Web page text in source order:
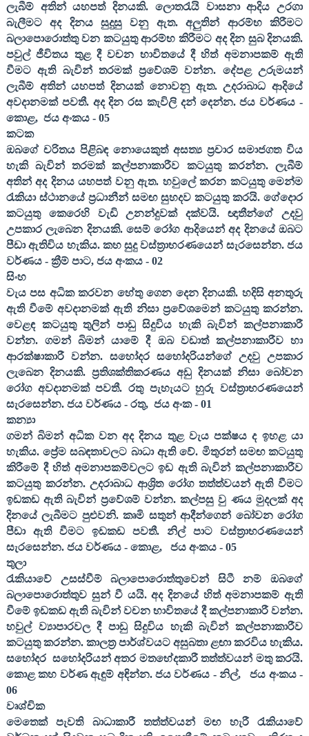
ලැබීම් අතින් යහපත් දිනයකි. ලොතරැයි වාසනා ආදිය උරගා
බැලීමට අද දිනය සුදුසු වනු ඇත. අලුතින් ආරම්භ කිරීමට
බලාපොරොත්තු වන කටයුතු ආරම්භ කිරීමට අද දින සුබ දිනයකි.
පවුල් ජීවිතය තුළ දී වචන භාවිතයේ දී හිත් අමනාපකම් ඇති
වීමට ඇති බැවින් තරමක් ප්‍රවේශම් වන්න. දේපළ උරුමයන්
ලැබීම් අතින් යහපත් දිනයක් නොවනු ඇත. උදරාබාධ ආදියේ
අවදානමක් පවතී. අද දින රස කැවිලි දන් දෙන්න. ජය වර්ණය -
කොළ, ජය අංකය - 05
කටක
ඔබගේ චරිතය පිළිබඳ නොයෙකුත් අසත්‍ය ප්‍රචාර සමාජගත විය
හැකි බැවින් තරමක් කල්පනාකාරීව කටයුතු කරන්න. ලැබීම්
අතින් අද දිනය යහපත් වනු ඇත. හවුලේ කරන කටයුතු මෙන්ම
රැකියා ස්ථානයේ ප්‍රධානීන් සමඟ සුහදව කටයුතු කරයි. ගේදොර
කටයුතු කෙරෙහි වැඩි උනන්දුවක් දක්වයි. ඥාතීන්ගේ උදවු
උපකාර ලැබෙන දිනයකි. සෙම් රෝග ආදියෙන් අද දිනයේ ඔබට
පීඩා ඇතිවිය හැකිය. කහ සුදු වස්ත්‍රාභරණයෙන් සැරසෙන්න. ජය
වර්ණය - ක්‍රීම් පාට, ජය අංකය - 02
සිංහ
වැය පස අධික කරවන හේතු ගෙන දෙන දිනයකි. හදිසි අනතුරු
ඇති වීමේ අවදානමක් ඇති නිසා ප්‍රවේශමෙන් කටයුතු කරන්න.
වෙළඳ කටයුතු තුලින් පාඩු සිදුවිය හැකි බැවින් කල්පනාකාරී
වන්න. ගමන් බිමන් යාමේ දී ඔබ වඩාත් කල්පනාකාරීව හා
ආරක්ෂාකාරී වන්න. සහෝදර සහෝදරියන්ගේ උදවු උපකාර
ලැබෙන දිනයකි. ප්‍රතිශක්තිකරණය අඩු දිනයක් නිසා බෝවන
රෝග අවදානමක් පවතී. රතු පැහැයට හුරු වස්ත්‍රාභරණයෙන්
සැරසෙන්න. ජය වර්ණය - රතු, ජය අංක - 01
කන්‍යා
ගමන් බිමන් අධික වන අද දිනය තුළ වැය පක්ෂය ද ඉහළ යා
හැකිය. ප්‍රේම සබඳතාවලට බාධා ඇති වේ. මිතුරන් සමඟ කටයුතු
කිරීමේ දී හිත් අමනාපකම්වලට ඉඩ ඇති බැවින් කල්පනාකාරීව
කටයුතු කරන්න. උදරාබාධ ආශ්‍රිත රෝග තත්ත්වයන් ඇති වීමට
ඉඩකඩ ඇති බැවින් ප්‍රවේශම් වන්න. කල්පසු වු ණය මුදලක් අද
දිනයේ ලැබීමට පුළුවනි. කෘමි සතුන් ආදීන්ගෙන් බෝවන රෝග
පීඩා ඇති වීමට ඉඩකඩ පවතී. නිල් පාට වස්ත්‍රාභරණයෙන්
සැරසෙන්න. ජය වර්ණය - කොළ, ජය අංකය -05
තුලා
රැකියාවේ උසස්වීම් බලාපොරොත්තුවෙන් සිටී නම් ඔබගේ
බලාපොරොත්තුව සුන් වී යයි. අද දිනයේ හිත් අමනාපකම් ඇති
වීමේ ඉඩකඩ ඇති බැවින් වචන භාවිතයේ දී කල්පනාකාරී වන්න.
හවුල් ව්‍යාපාරවල දී පාඩු සිදුවිය හැකි බැවින් කල්පනාකාරීව
කටයුතු කරන්න. කාලත්‍ර පාර්ශ්වයට අසුබතා ළඟා කරවිය හැකිය.
සහෝදර සහෝදරියන් අතර මතභේදකාරී තත්ත්වයන් මතු කරයි.
කොළ කහ වර්ණ ඇඳුම් අඳින්න. ජය වර්ණය - නිල්,
ජය අංකය -
06
වෘශ්චික
මෙතෙක් පැවති බාධාකාරී තත්ත්වයන් මඟ හැරී රැකියාවේ